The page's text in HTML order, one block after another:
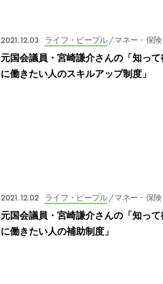
2021.12.03 ライフ・ピープル/ マネー・保険
元国会議員・宮崎謙介さんの「知っ
に働きたい人のスキルアップ制度」
2021.12.02 ライフ・ピープル/ マネー・保険
元国会議員・宮崎謙介さんの「知っ
に働きたい人の補助制度」